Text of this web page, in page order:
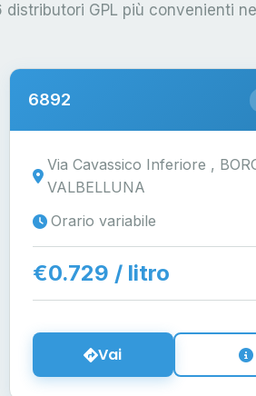
distributori GPL più convenienti
6892
Via Cavassico Inferiore ,
VALBELLUNA
Orario variabile
€0.729 / litro
Vai